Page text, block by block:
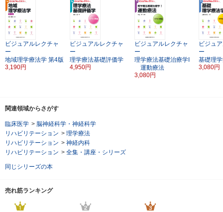
ビジュアルレクチャ
ー
地域理学療法学 第4版
3,190円
ビジュアルレクチャ
ー
理学療法基礎評価学
4,950円
ビジュアルレクチャ
ー
理学療法基礎治療学I
運動療法
3,080円
ビジュ
ー
基礎理
3,080円
関連領域からさがす
臨床医学 > 脳神経科学・神経科学
リハビリテーション > 理学療法
リハビリテーション > 神経内科
リハビリテーション > 全集・講座・シリーズ
同じシリーズの本
売れ筋ランキング